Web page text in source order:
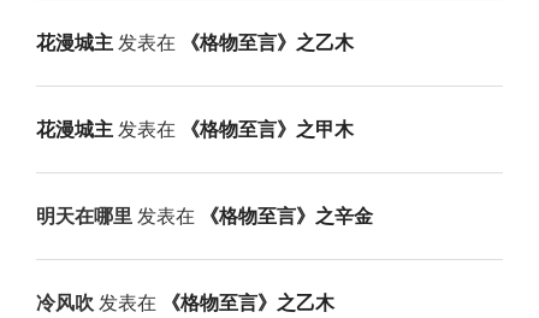
花漫城主发表在 《格物至言》之乙木
花漫城主发表在 《格物至言》之甲木
明天在哪里发表在 《格物至言》之辛金
冷风吹 发表在 《格物至言》之乙木